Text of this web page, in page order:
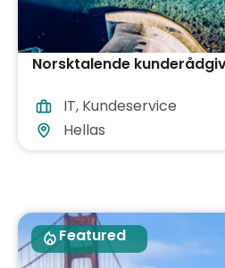
Norsktalende
IT, Kundeservice
Hellas
Featured